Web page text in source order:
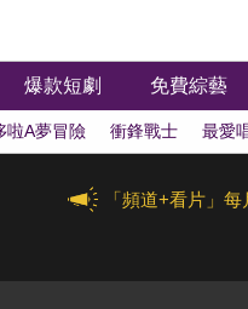
爆款短劇 免費綜藝
啦A夢冒險 衝鋒戰士 最愛
「頻道+看片」